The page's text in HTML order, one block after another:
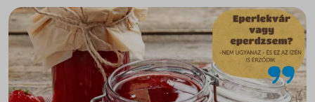
tk_qs
_vwo_uuid_v2
afrsm-help-beacon-hide
amp_*
ba_sid*